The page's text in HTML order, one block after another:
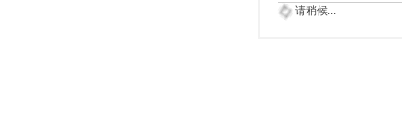
请稍候...